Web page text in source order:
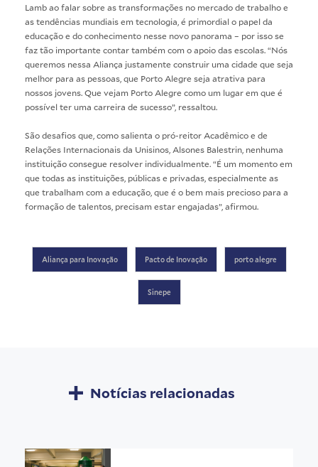
Lamb ao falar sobre as transformações no mercado de trabalho e
as tendências mundiais em tecnologia, é primordial o papel da
educação e do conhecimento nesse novo panorama – por isso se
faz tão importante contar também com o apoio das escolas. “Nós
queremos nessa Aliança justamente construir uma cidade que seja
melhor para as pessoas, que Porto Alegre seja atrativa para
nossos jovens. Que vejam Porto Alegre como um lugar em que é
possível ter uma carreira de sucesso”, ressaltou.
São desafios que, como salienta o pró-reitor Acadêmico e de
Relações Internacionais da Unisinos, Alsones Balestrin, nenhuma
instituição consegue resolver individualmente. “É um momento em
que todas as instituições, públicas e privadas, especialmente as
que trabalham com a educação, que é o bem mais precioso para a
formação de talentos, precisam estar engajadas”, afirmou.
Rochele
Zandavalli
Aliança para Inovação Pacto de Inovação porto alegre
Sinepe
Notícias relacionadas